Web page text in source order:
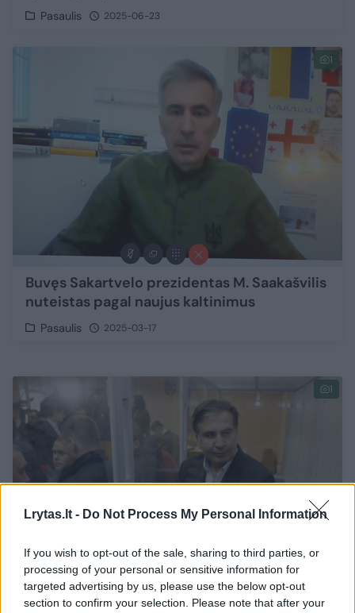
Lrytas.lt - Do Not Process My Personal Information
If you wish to opt-out of the sale, sharing to third parties, or
processing of your personal or sensitive information for
targeted advertising by us, please use the below opt-out
section to confirm your selection. Please note that after your
Pasaulis 2025-06-23
1
Buvęs Sakartvelo prezidentas M. Saakašvilis
nuteistas pagal naujus kaltinimus
Pasaulis 2025-03-17
1